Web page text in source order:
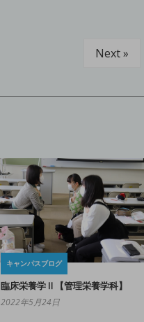
Next »
キャンパスブログ
臨床栄養学Ⅱ【管理栄養学科】
2022年5月24日